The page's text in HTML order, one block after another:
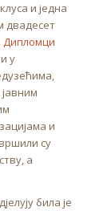
и једна
двадесет
Дипломци
у
и
су
а
била је